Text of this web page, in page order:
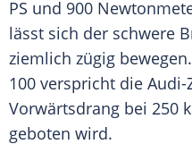
PS und 900
lässt sich der schwere
ziemlich zügig
100 verspricht die
Vorwärtsdrang bei 250
geboten wird.